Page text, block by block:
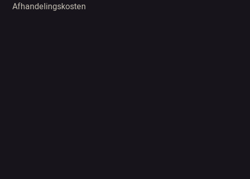
Afhandelingskosten